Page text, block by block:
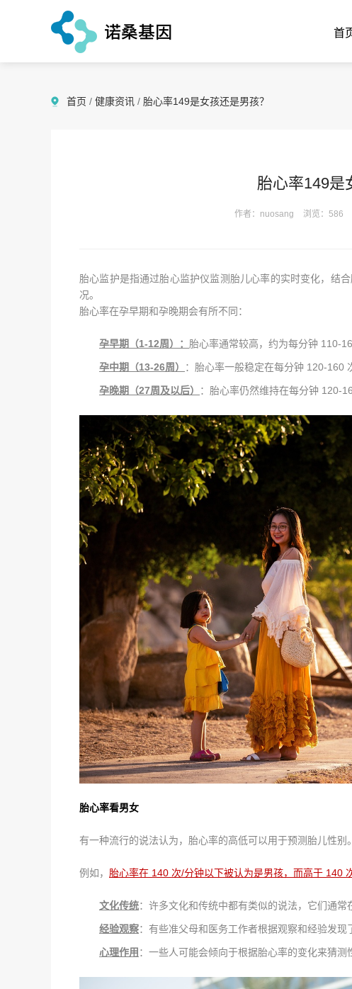
首
首页 / 健康资讯 / 胎心率149是女孩还是男孩？
胎心率149是
作者：nuosang 浏览：586
胎心监护是指通过胎心监护仪监测胎儿心率的实时变化，结
况。
胎心率在孕早期和孕晚期会有所不同：
孕早期（1-12周）： 胎心率通常较高，约为每分钟 110-
孕中期（13-26周） ：胎心率一般稳定在每分钟 120-160
孕晚期（27周及以后） ：胎心率仍然维持在每分钟 120-
胎心率看男女
有一种流行的说法认为，胎心率的高低可以用于预测胎儿性别。
例如， 胎心率在 140 次/分钟以下被认为是男孩，而高于 140
文化传统：许多文化和传统中都有类似的说法，它们通常
经验观察：有些准父母和医务工作者根据观察和经验发现
心理作用 ：一些人可能会倾向于根据胎心率的变化来猜测